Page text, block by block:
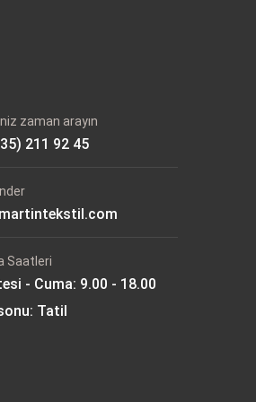
zaman arayın
211 92 45
Saatleri
- Cuma: 9.00 - 18.00
Tatil